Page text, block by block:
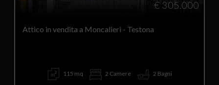
€ 305.000
Attico in vendita a Moncalieri - Testona
115 mq 2 Camere 2 Bagni